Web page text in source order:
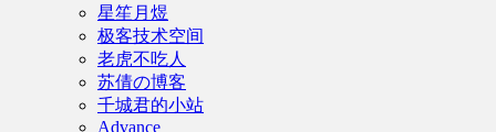
星笙月煜
极客技术空间
老虎不吃人
苏倩の博客
千城君的小站
Advance